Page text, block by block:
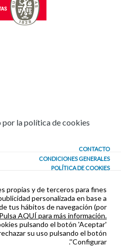
la política de cookies.
CONTACTO
CONDICIONES GENERALES
POLÍTICA DE COOKIES
SEGURIDAD Y PRIVACIDAD
propias y de terceros para fines
personalizada en base a
tus hábitos de navegación (por
Pulsa AQUÍ para más información.
pulsando el botón 'Aceptar'
su uso pulsando el botón
'Configurar'.